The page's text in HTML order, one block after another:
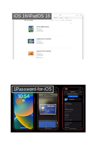
iOS 16/iPadOS 16
1Password-for-iOS